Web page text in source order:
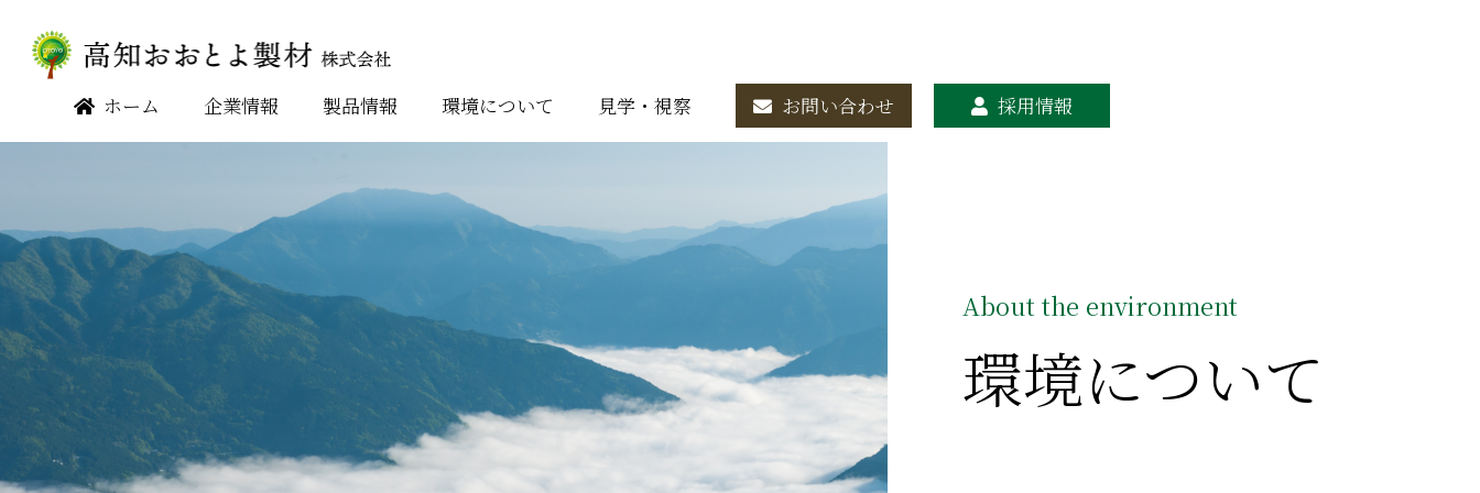
ホーム 企業情報 製品情報 環境について 見学・視察 お問い合わせ 採用情報
About the environment
環境について